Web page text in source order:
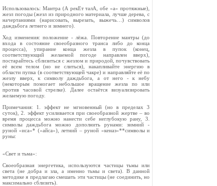
Использовалось: Мантра (А рекЕт талА, обе «а» протяжные),
жезл погоды (жезл из природного материала, лучше дерева, с
начертаниями (нарисовать, вырезать, выжечь…) символов
даждьбога летнего и зимнего).
Ход изменения: положение - лёжа. Повторение мантры (до
входа в состояние своеобразного транса либо до конца
процесса), упирание конца жезла в пупок (конец,
соответствующий желаемой погоде направлен вверх),
постарайтесь сблизиться с жезлом и природой, почувствовать
её всем телом (но не слиться), накапливайте энергию в
области пупка (в соответствующей чакре) и направляйте её по
жезлу вверх, к символу даждьбога, а от него - к небу
(некоторым помогает небольшое вращение жезла по или
против часовой стрелке). Далее остаётся визуализировать
желаемую погоду.
Примечания: 1. эффект не мгновенный (но в пределах 3
суток), 2. эффект усиливается при своеобразной жертве – во
время процесса можно нанести себе неглубокую рану, 3.
символы даждьбога можно дополнить рунами: зимний -
руной «иса»* («айса»), летний – руной «кеназ»**символы и
руны:
«Свет и тьма»:
Своеобразная энергетика, используются частицы тьмы или
света (не добра и зла, а именно тьмы и света). В данной
методике я предлагаю смешать эти частицы (не соединить, но
максимально сблизить).